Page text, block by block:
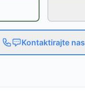
Kontaktirajte nas